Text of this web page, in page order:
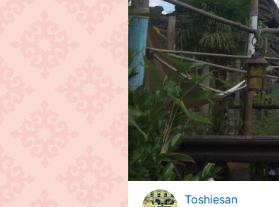
Toshiesan